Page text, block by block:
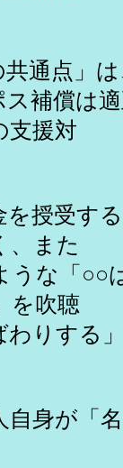
通点」は
補償は適
支援対
を授受す
、また
な「○○
を吹聴
りする
が「名